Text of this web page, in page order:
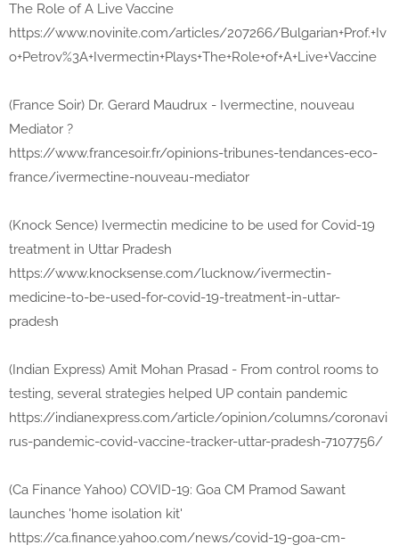
The Role of A Live Vaccine
https://www.novinite.com/articles/207266/Bulgarian+Prof.+Iv
o+Petrov%3A+Ivermectin+Plays+The+Role+of+A+Live+Vaccine
(France Soir) Dr. Gerard Maudrux - Ivermectine, nouveau
Mediator ?
https://www.francesoir.fr/opinions-tribunes-tendances-eco-
france/ivermectine-nouveau-mediator
(Knock Sence) Ivermectin medicine to be used for Covid-19
treatment in Uttar Pradesh
https://www.knocksense.com/lucknow/ivermectin-
medicine-to-be-used-for-covid-19-treatment-in-uttar-
pradesh
(Indian Express) Amit Mohan Prasad - From control rooms to
testing, several strategies helped UP contain pandemic
https://indianexpress.com/article/opinion/columns/coronavi
rus-pandemic-covid-vaccine-tracker-uttar-pradesh-7107756/
(Ca Finance Yahoo) COVID-19: Goa CM Pramod Sawant
launches 'home isolation kit'
https://ca.finance.yahoo.com/news/covid-19-goa-cm-